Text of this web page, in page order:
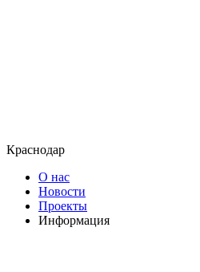
Краснодар
О нас
Новости
Проекты
Информация